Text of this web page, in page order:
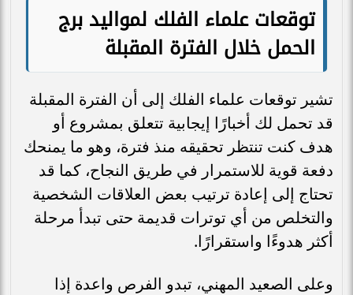
توقعات علماء الفلك لمواليد برج
الحمل خلال الفترة المقبلة
تشير توقعات علماء الفلك إلى أن الفترة المقبلة
قد تحمل لك أخبارًا إيجابية تتعلق بمشروع أو
هدف كنت تنتظر تحقيقه منذ فترة، وهو ما يمنحك
دفعة قوية للاستمرار في طريق النجاح، كما قد
تحتاج إلى إعادة ترتيب بعض العلاقات الشخصية
والتخلص من أي توترات قديمة حتى تبدأ مرحلة
أكثر هدوءًا واستقرارًا.
وعلى الصعيد المهني، تبدو الفرص واعدة إذا